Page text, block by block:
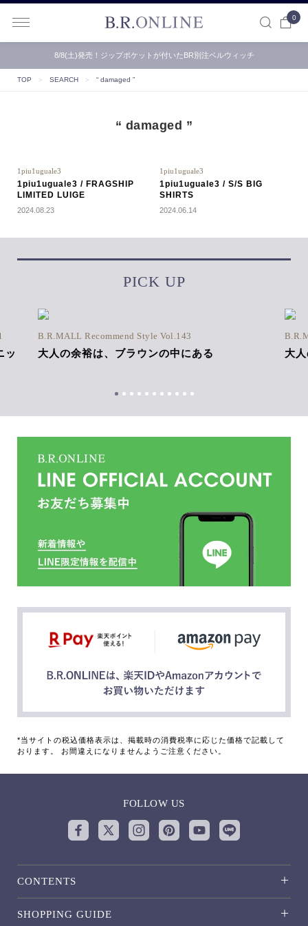
0
8/8(土)発売！ジップポケットが付いたBR別注ベルウィッチ
TOP ＞ SEARCH ＞ “ damaged ”
“ damaged ”
1piu1uguale3
1piu1uguale3 / FRAGSHIP
LIMITED LUIGE
2024.08.23
1piu1uguale3
1piu1uguale3 / S/S BIG
SHIRTS
2024.06.14
PICK UP
ッ
B.R.MALL Recommend Style Vol.143
大人の余裕は、ブラウンの中にある 大
*当サイトの税込価格表示は、掲載時の消費税率に応じた価格で記載して
おります。 お間違えになりませんようご注意ください。
FOLLOW US
CONTENTS
SHOPPING GUIDE